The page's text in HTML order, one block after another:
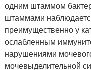
одним штаммом
штаммами
преимущественно у
ослабленным
нарушениями
мочевыделительной